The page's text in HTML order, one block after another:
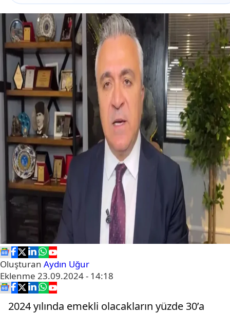
Oluşturan Aydın Uğur
Eklenme 23.09.2024 - 14:18
2024 yılında emekli olacakların yüzde 30’a